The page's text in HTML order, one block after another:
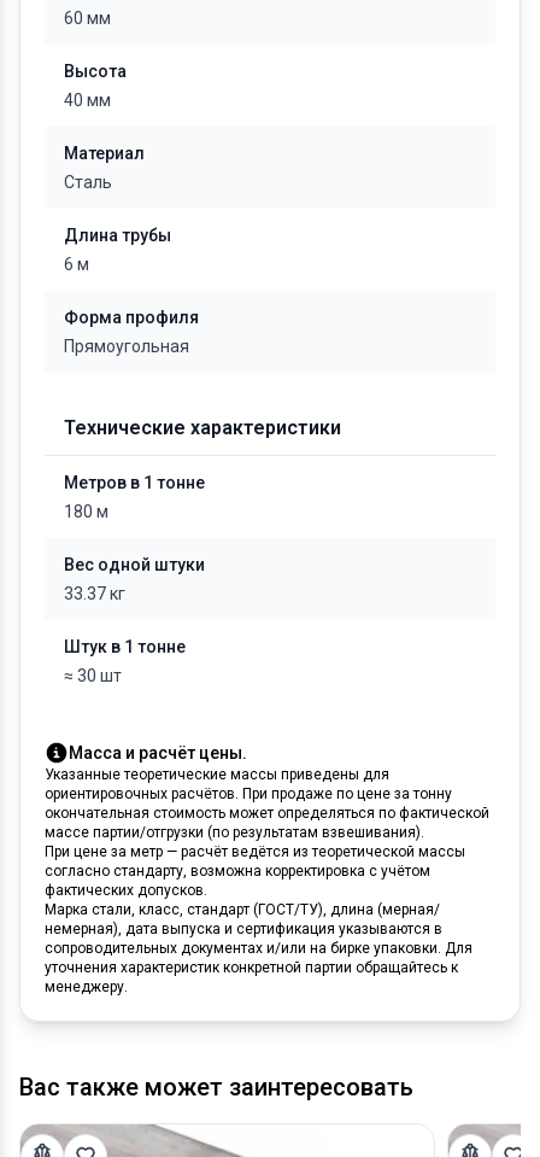
60 мм
Высота
40 мм
Материал
Сталь
Длина трубы
6 м
Форма профиля
Прямоугольная
Технические характеристики
Метров в 1 тонне
180 м
Вес одной штуки
33.37 кг
Штук в 1 тонне
≈ 30 шт
Масса и расчёт цены.
Указанные теоретические массы приведены для
ориентировочных расчётов. При продаже по цене за тонну
окончательная стоимость может определяться по фактической
массе партии/отгрузки (по результатам взвешивания).
При цене за метр — расчёт ведётся из теоретической массы
согласно стандарту, возможна корректировка с учётом
фактических допусков.
Марка стали, класс, стандарт (ГОСТ/ТУ), длина (мерная/
немерная), дата выпуска и сертификация указываются в
сопроводительных документах и/или на бирке упаковки. Для
уточнения характеристик конкретной партии обращайтесь к
менеджеру.
Вас также может заинтересовать